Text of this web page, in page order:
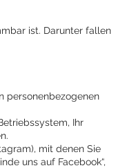
ist. Darunter fallen
personenbezogenen
Ihr
mit denen Sie
uns auf Facebook“,